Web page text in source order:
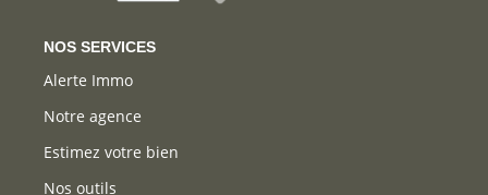
NOS SERVICES
Alerte Immo
Notre agence
Estimez votre bien
Nos outils